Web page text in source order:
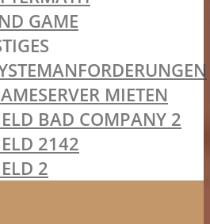
GAME
MIETEN
BAD COMPANY 2
2142
2